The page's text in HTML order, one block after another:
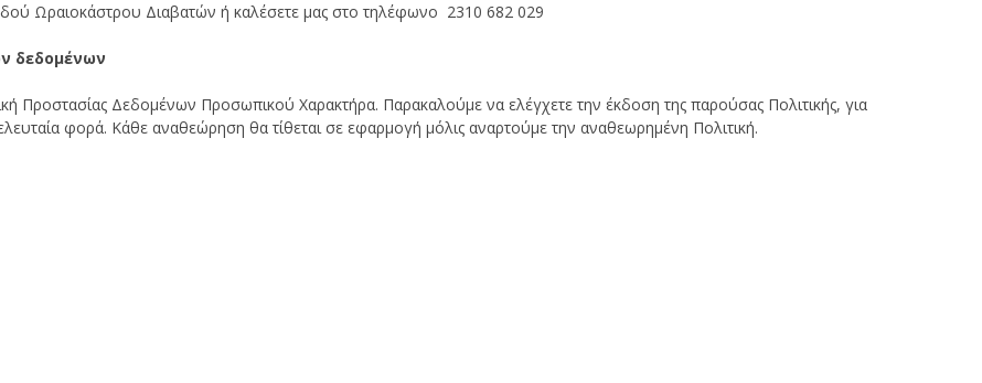
Ωραιοκάστρου Διαβατών ή καλέσετε μας στο τηλέφωνο 2310 682 029
δεδομένων
Προστασίας Δεδομένων Προσωπικού Χαρακτήρα. Παρακαλούμε να ελέγχετε την έκδοση της παρούσας Πολιτικής, για
φορά. Κάθε αναθεώρηση θα τίθεται σε εφαρμογή μόλις αναρτούμε την αναθεωρημένη Πολιτική.